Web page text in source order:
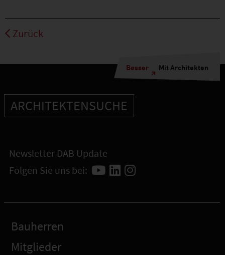
Zurück
Besser Mit Architekten
ARCHITEKTENSUCHE
Newsletter DAB Update
Folgen Sie uns bei:
Bauherren
Mitglieder